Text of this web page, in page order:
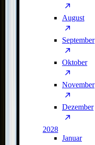
August
September
Oktober
November
Dezember
2028
Januar